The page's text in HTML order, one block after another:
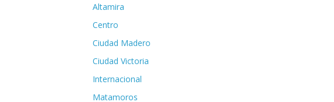
Altamira
Centro
Ciudad Madero
Ciudad Victoria
Internacional
Matamoros